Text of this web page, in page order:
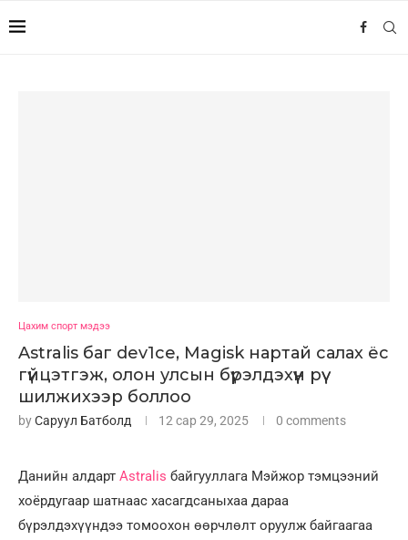
Цахим спорт мэдээ
Astralis баг dev1ce, Magisk нартай салах ёс
гүйцэтгэж, олон улсын бүрэлдэхүүн рүү
шилжихээр боллоо
byСаруул Батболд 12 сар 29, 2025 0 comments
Данийн алдарт Astralis байгууллага Мэйжор тэмцээний
хоёрдугаар шатнаас хасагдсаныхаа дараа
бүрэлдэхүүндээ томоохон өөрчлөлт оруулж байгаагаа